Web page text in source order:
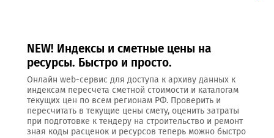
NEW! Индексы и сметные цены на
ресурсы. Быстро и просто.
Онлайн web-сервис для доступа к архиву данных к
индексам пересчета сметной стоимости и каталогам
текущих цен по всем регионам РФ. Проверить и
пересчитать в текущие цены смету, оценить затраты
при подготовке к тендеру на строительство и ремонт
зная коды расценок и ресурсов теперь можно быстро